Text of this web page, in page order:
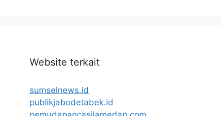
Website terkait
sumselnews.id
publikjabodetabek.id